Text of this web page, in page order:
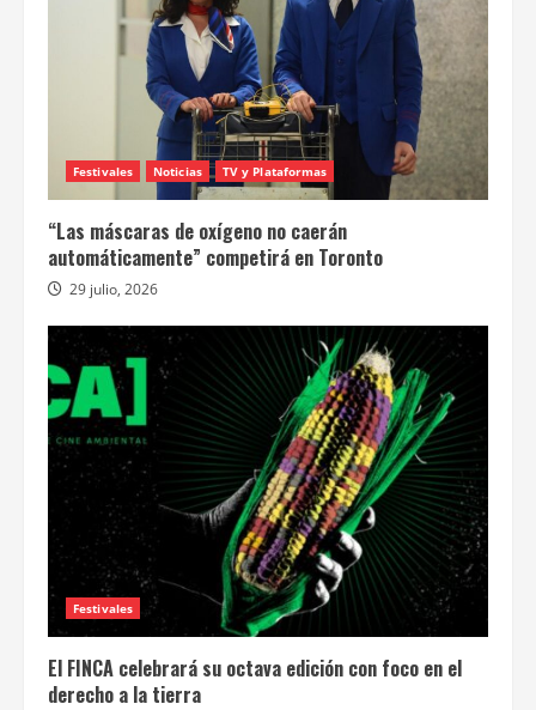
Festivales Noticias TV y Plataformas
“Las máscaras de oxígeno no caerán
automáticamente” competirá en Toronto
29 julio, 2026
Festivales
El FINCA celebrará su octava edición con foco en el
derecho a la tierra